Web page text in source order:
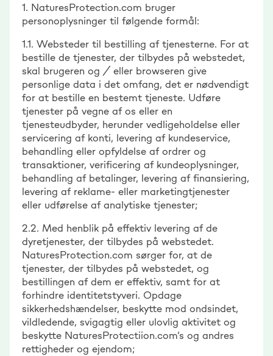
1. NaturesProtection.com bruger
personoplysninger til følgende formål:
1.1. Websteder til bestilling af tjenesterne. For at
bestille de tjenester, der tilbydes på webstedet,
skal brugeren og / eller browseren give
personlige data i det omfang, det er nødvendigt
for at bestille en bestemt tjeneste. Udføre
tjenester på vegne af os eller en
tjenesteudbyder, herunder vedligeholdelse eller
servicering af konti, levering af kundeservice,
behandling eller opfyldelse af ordrer og
transaktioner, verificering af kundeoplysninger,
behandling af betalinger, levering af finansiering,
levering af reklame- eller marketingtjenester
eller udførelse af analytiske tjenester;
2.2. Med henblik på effektiv levering af de
dyretjenester, der tilbydes på webstedet.
NaturesProtection.com sørger for, at de
tjenester, der tilbydes på webstedet, og
bestillingen af dem er effektiv, samt for at
forhindre identitetstyveri. Opdage
sikkerhedshændelser, beskytte mod ondsindet,
vildledende, svigagtig eller ulovlig aktivitet og
beskytte NaturesProtectiion.com’s og andres
rettigheder og ejendom;